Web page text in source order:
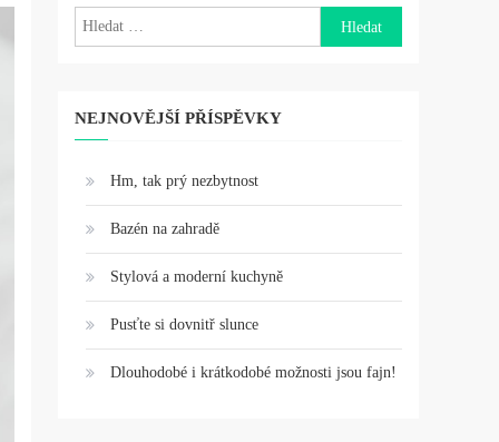
Vyhledávání
NEJNOVĚJŠÍ PŘÍSPĚVKY
Hm, tak prý nezbytnost
Bazén na zahradě
Stylová a moderní kuchyně
Pusťte si dovnitř slunce
Dlouhodobé i krátkodobé možnosti jsou fajn!